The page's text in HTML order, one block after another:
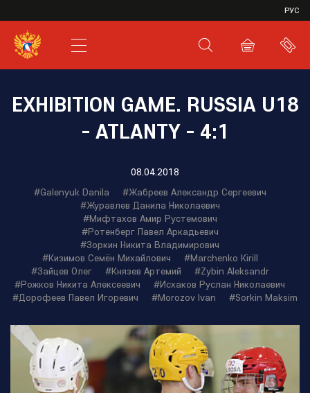
РУС
SHL
JHL
EXHIBITION GAME. RUSSIA U18
- ATLANTY - 4:1
08.04.2018
#Galenyuk Danila
#Жабреев Александр Сергеевич
#Журавлев Данила Николаевич
#Мифтахов Амир Рустемович
#Ротенберг Павел Аркадьевич
#Зоркин Никита Владимирович
#Кизимов Семён Михайлович
#Marchenko Kirill
#Зайцев Олег
#Князев Артемий
#Zybin Aleksandr
#Рожков Никита Алексеевич
#Исхаков Руслан Николаевич
#Дорофеев Павел Игоревич
#Morozov Ivan #Sorkin Maksim